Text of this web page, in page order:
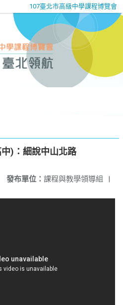
107臺北市高級中學課程博覽會
)：細說中山北路
發布單位： 課程與教學領導組 |